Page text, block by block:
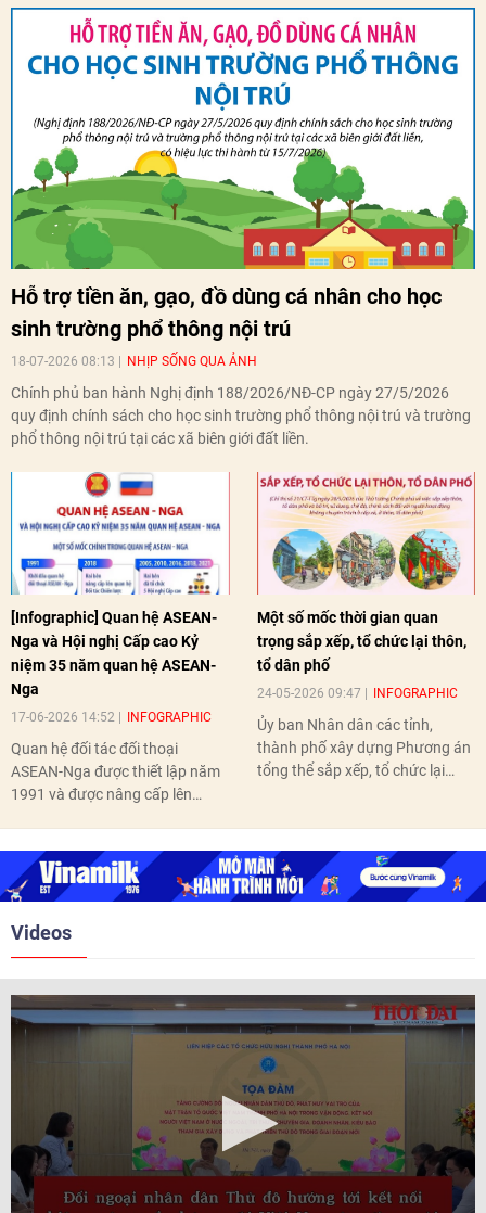
Hỗ trợ tiền ăn, gạo, đồ dùng cá nhân cho học
sinh trường phổ thông nội trú
18-07-2026 08:13 NHỊP SỐNG QUA ẢNH
Chính phủ ban hành Nghị định 188/2026/NĐ-CP ngày 27/5/2026
quy định chính sách cho học sinh trường phổ thông nội trú và trường
phổ thông nội trú tại các xã biên giới đất liền.
[Infographic] Quan hệ ASEAN-
Nga và Hội nghị Cấp cao Kỷ
niệm 35 năm quan hệ ASEAN-
Nga
17-06-2026 14:52 INFOGRAPHIC
Quan hệ đối tác đối thoại
ASEAN-Nga được thiết lập năm
1991 và được nâng cấp lên
nghị Cấp cao vào các năm 2005,
2010, 2016, 2018, 2021.
Một số mốc thời gian quan
trọng sắp xếp, tổ chức lại thôn,
tổ dân phố
24-05-2026 09:47 INFOGRAPHIC
Ủy ban Nhân dân các tỉnh,
thành phố xây dựng Phương án
tổng thể sắp xếp, tổ chức lại
Videos